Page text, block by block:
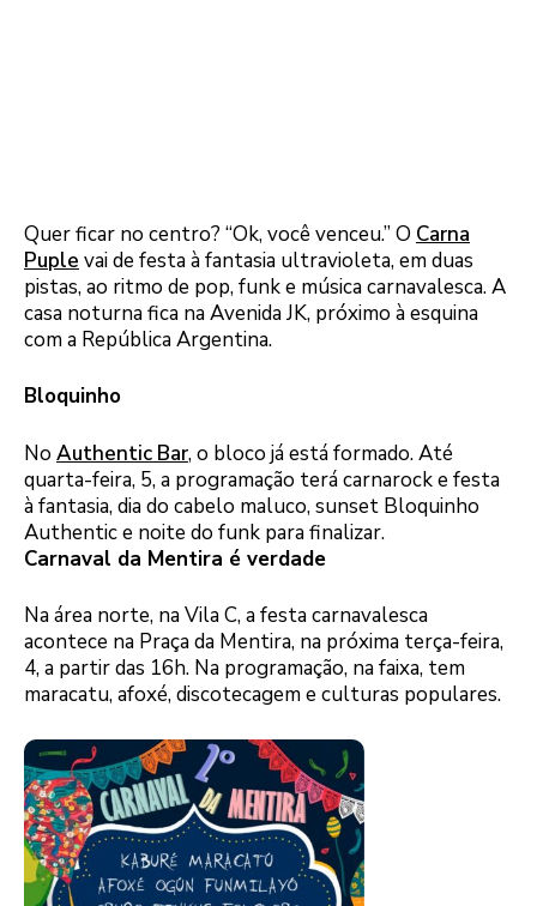
Quer ficar no centro? “Ok, você venceu.” O Carna
Puple vai de festa à fantasia ultravioleta, em duas
pistas, ao ritmo de pop, funk e música carnavalesca. A
casa noturna fica na Avenida JK, próximo à esquina
com a República Argentina.
Bloquinho
No Authentic Bar, o bloco já está formado. Até
quarta-feira, 5, a programação terá carnarock e festa
à fantasia, dia do cabelo maluco, sunset Bloquinho
Authentic e noite do funk para finalizar.
Carnaval da Mentira é verdade
Na área norte, na Vila C, a festa carnavalesca
acontece na Praça da Mentira, na próxima terça-feira,
4, a partir das 16h. Na programação, na faixa, tem
maracatu, afoxé, discotecagem e culturas populares.